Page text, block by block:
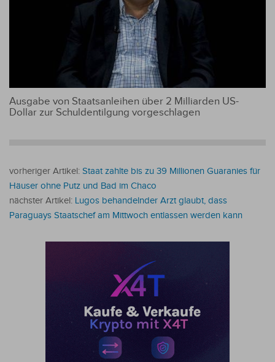
Ausgabe von Staatsanleihen über 2 Milliarden US-
Dollar zur Schuldentilgung vorgeschlagen
vorheriger Artikel: Staat zahlte bis zu 39 Millionen Guaranies für
Häuser ohne Putz und Bad im Chaco
nächster Artikel: Lugos behandelnder Arzt glaubt, dass
Paraguays Staatschef am Mittwoch entlassen werden kann